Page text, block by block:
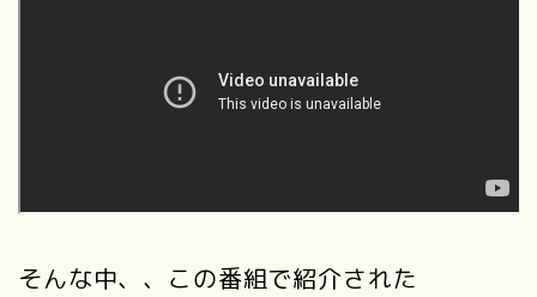
そんな中、、この番組で紹介された